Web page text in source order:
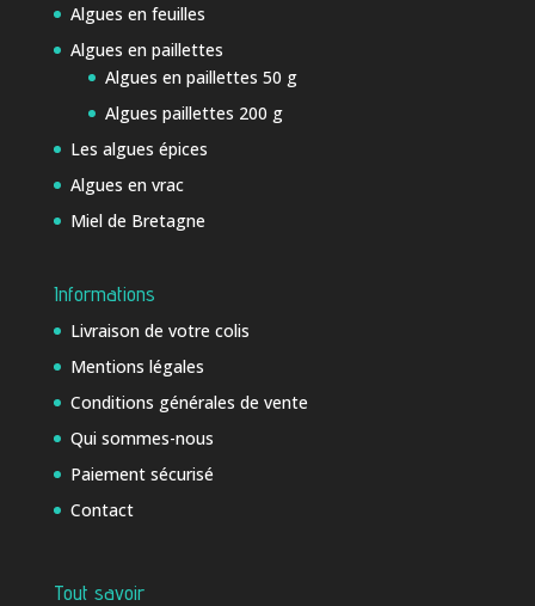
Algues en feuilles
Algues en paillettes
Algues en paillettes 50 g
Algues paillettes 200 g
Les algues épices
Algues en vrac
Miel de Bretagne
Informations
Livraison de votre colis
Mentions légales
Conditions générales de vente
Qui sommes-nous
Paiement sécurisé
Contact
Tout savoir